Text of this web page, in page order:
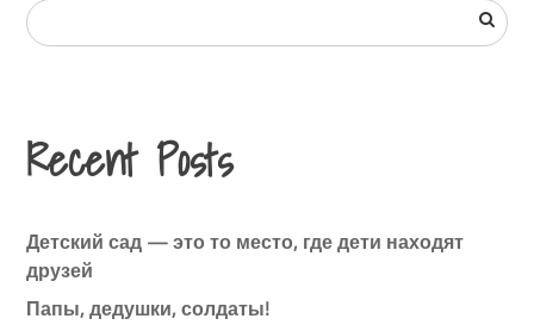
Recent Posts
Детский сад — это то место, где дети находят
друзей
Папы, дедушки, солдаты!